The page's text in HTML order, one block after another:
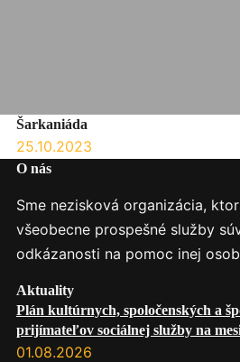
Šarkaniáda
25.10.2023
O nás
Sme nezisková organizácia,
všeobecne prospešné služby
odkázanosti na pomoc inej
Aktuality
Plán kultúrnych, spoločenských a
prijímateľov sociálnej služby na
01.08.2026